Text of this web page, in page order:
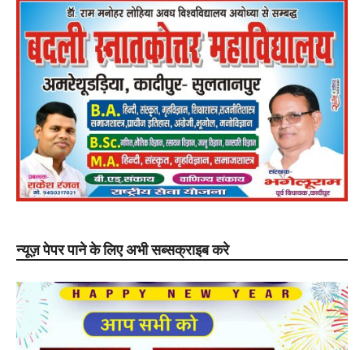
न्यूज़ पेपर पाने के लिए अभी सब्सक्राइब करे